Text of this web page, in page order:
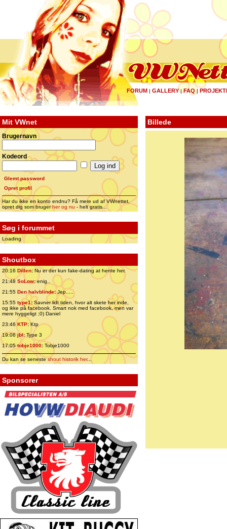
FORUM | GALLERY|FAQ |
Mit VWnet
Brugernavn
Kodeord
Glemt password
Opret profil
Har du ikke en konto endnu? Få mere ud af VWnettet,
opret dig som brugerher og nu - helt gratis...
Søg i forummet
Loading
Shoutbox
20:16 Dillen: Nu er der kun fake-dating at hente her.
21:48 SoLow:enig..
21:55 Den halvblinde:Jep.....
15:55 type1:Savner lidt tiden, hvor alt skete her inde,
og ikke på facebook. Smart nok med facebook, men var
mere hyggeligt ;0) Daniel
23:46 KTP:Ktp
19:06jbl:Type 3
17:05tobje1000: Tobje1000
Du kan se senesteshout historik her...
Sponsorer
Billede